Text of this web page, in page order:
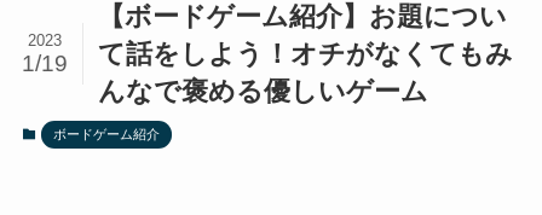
【ボードゲーム紹介】お題につい
て話をしよう！オチがなくてもみ
んなで褒める優しいゲーム
2023
1/19
ボードゲーム紹介